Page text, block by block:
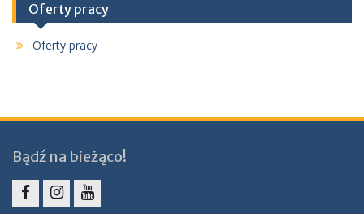
Oferty pracy
Oferty pracy
Bądź na bieżąco!